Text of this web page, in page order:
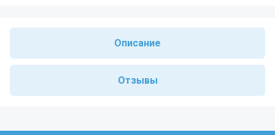
Описание
Отзывы